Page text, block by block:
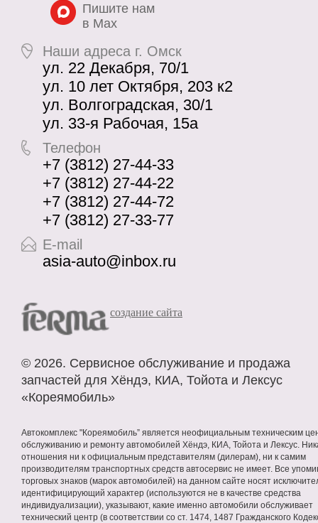
Наши адреса г. Омск
ул. 22 Декабря, 70/1
ул. 10 лет Октября, 203 к2
ул. Волгоградская, 30/1
ул. 33-я Рабочая, 15а
Телефон
+7 (3812) 27-44-33
+7 (3812) 27-44-22
+7 (3812) 27-44-72
+7 (3812) 27-33-77
E-mail
asia-auto@inbox.ru
Пишите нам
в Max
© 2026. Сервисное обслуживание и продажа
запчастей для Хёндэ, КИА, Тойота и Лексус
«Кореямобиль»
cоздание сайта
Автокомплекс "Кореямобиль” является неофициальным техническим
обслуживанию и ремонту автомобилей Хёндэ, КИА, Тойота и Лексус.
отношения ни к официальным представителям (дилерам), ни к самим
производителям транспортных средств автосервис не имеет. Все
торговых знаков (марок автомобилей) на данном сайте носят
идентифицирующий характер (используются не в качестве средства
индивидуализации), указывают, какие именно автомобили обслуживает
технический центр (в соответствии со ст. 1474, 1487 Гражданского